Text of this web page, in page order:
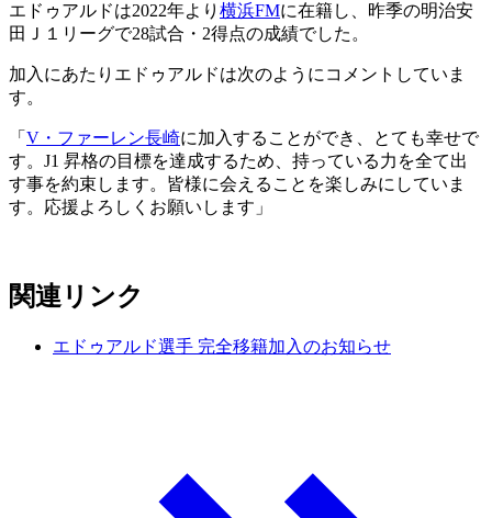
エドゥアルドは2022年より 横浜FMに在籍し、昨季の明治安
田Ｊ１リーグで28試合・2得点の成績でした。
加入にあたりエドゥアルドは次のようにコメントしていま
す。
「 V・ファーレン長崎に加入することができ、とても幸せで
す。J1 昇格の目標を達成するため、持っている力を全て出
す事を約束します。皆様に会えることを楽しみにしていま
す。応援よろしくお願いします」
関連リンク
エドゥアルド選手 完全移籍加入のお知らせ